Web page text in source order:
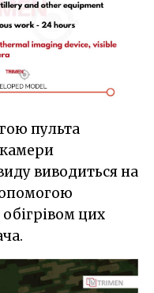
пульта
виводиться на
цих